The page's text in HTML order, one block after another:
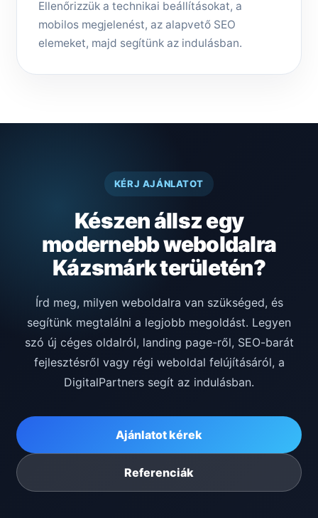
Ellenőrizzük a technikai beállításokat, a
mobilos megjelenést, az alapvető SEO
elemeket, majd segítünk az indulásban.
KÉRJ AJÁNLATOT
Készen állsz egy
modernebb weboldalra
Kázsmárk területén?
Írd meg, milyen weboldalra van szükséged, és
segítünk megtalálni a legjobb megoldást. Legyen
szó új céges oldalról, landing page-ről, SEO-barát
fejlesztésről vagy régi weboldal felújításáról, a
DigitalPartners segít az indulásban.
Ajánlatot kérek
Referenciák